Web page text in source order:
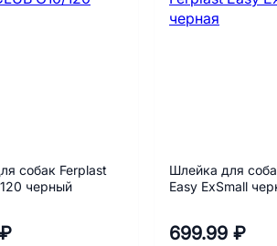
собак Ferplast
черный
Шлейка для
Easy ExSmall
699.99 ₽